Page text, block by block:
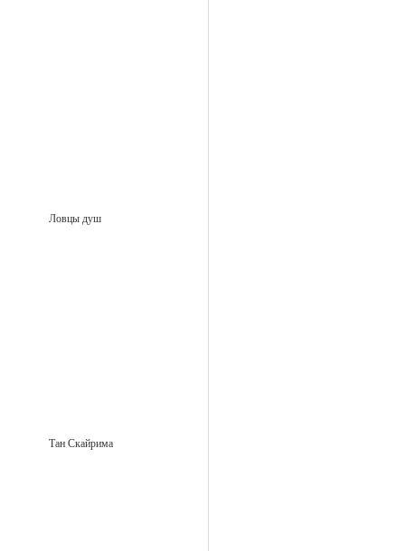
Ловцы душ
Тан Скайрима